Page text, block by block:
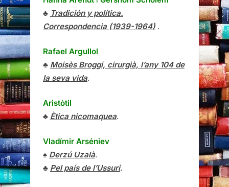
♣ Tradición y política.
Correspondencia (1939-1964) .
Rafael Argullol
♣ Moisès Broggi, cirurgià, l’any 104 de
la seva vida.
Aristòtil
♣ Ètica nicomaquea.
Vladímir Arséniev
♠ Derzú Uzalà.
♣ Pel país de l’Ussuri.